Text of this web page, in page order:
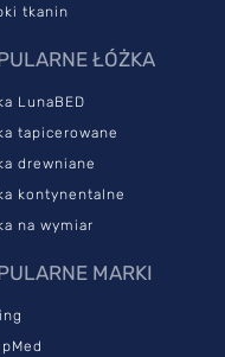
Twojej wagi i ułożenia
krwi.
warto go
utrzymania w czystości, a
w taki sposób, żeby
wilgoci – to
we wnętrzu modelu nie
Certyfikat Oeko-Tex
tkanin
ŁÓŻKA
LunaBED
tapicerowane
drewniane
kontynentalne
na wymiar
MARKI